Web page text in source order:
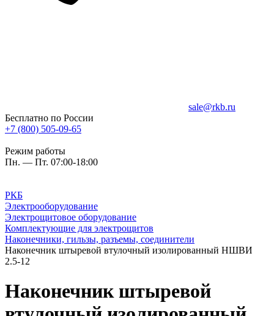
sale@rkb.ru
Бесплатно по России
+7 (800) 505-09-65
Режим работы
Пн. — Пт. 07:00-18:00
РКБ
Электрооборудование
Электрощитовое оборудование
Комплектующие для электрощитов
Наконечники, гильзы, разъемы, соединители
Наконечник штыревой втулочный изолированный НШВИ
2.5-12
Наконечник штыревой